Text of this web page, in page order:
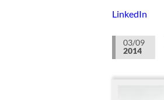
LinkedIn
03/09
2014